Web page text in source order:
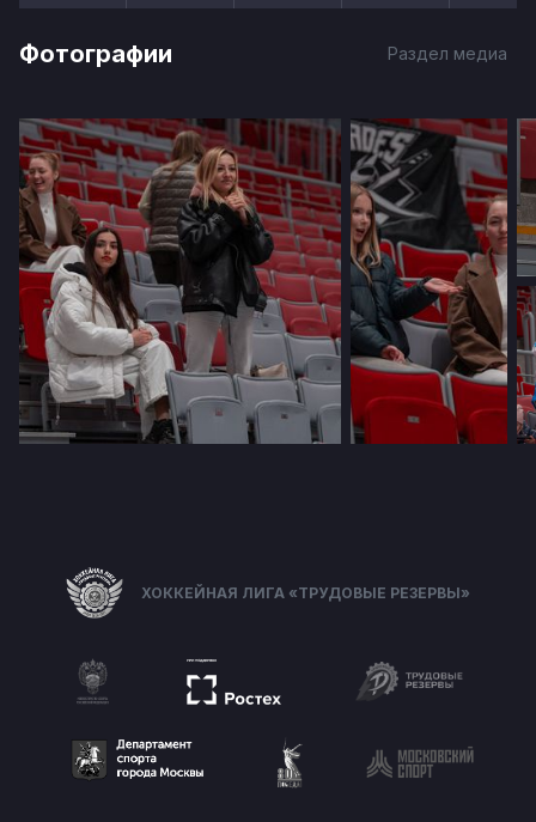
Фотографии Раздел медиа
ХОККЕЙНАЯ ЛИГА «ТРУДОВЫЕ РЕЗЕРВЫ»